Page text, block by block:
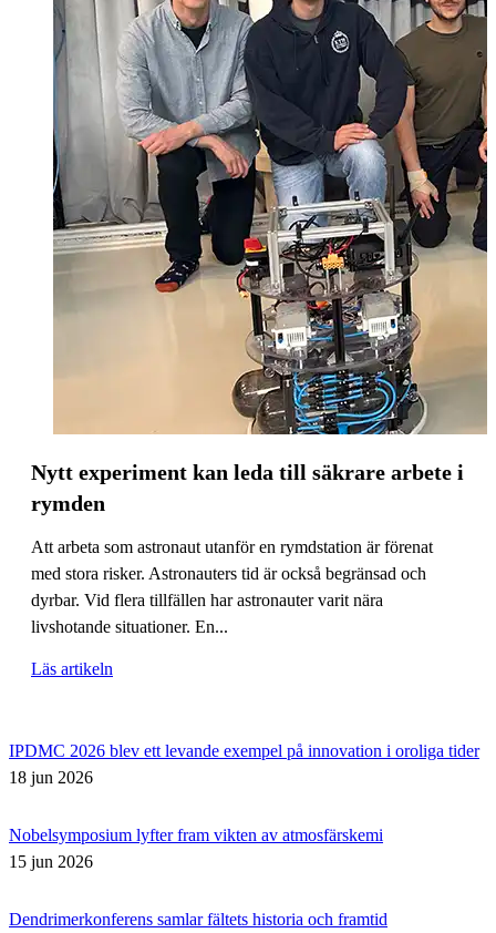
Nytt experiment kan leda till säkrare arbete i
rymden
Att arbeta som astronaut utanför en rymdstation är förenat
med stora risker. Astronauters tid är också begränsad och
dyrbar. Vid flera tillfällen har astronauter varit nära
livshotande situationer. En...
Läs artikeln
IPDMC 2026 blev ett levande exempel på innovation i oroliga tider
18 jun 2026
Nobelsymposium lyfter fram vikten av atmosfärskemi
15 jun 2026
Dendrimerkonferens samlar fältets historia och framtid